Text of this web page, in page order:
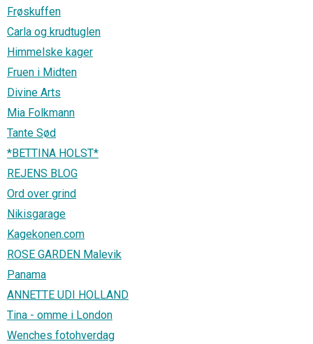
Frøskuffen
Carla og krudtuglen
Himmelske kager
Fruen i Midten
Divine Arts
Mia Folkmann
Tante Sød
*BETTINA HOLST*
REJENS BLOG
Ord over grind
Nikisgarage
Kagekonen.com
ROSE GARDEN Malevik
Panama
ANNETTE UDI HOLLAND
Tina - omme i London
Wenches fotohverdag